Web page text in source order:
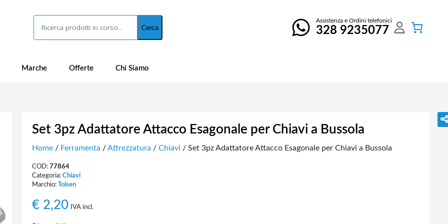
Cerca
Assistenza e Ordini telefonici
328 9235077
Marche Offerte Chi Siamo
Set 3pz Adattatore Attacco Esagonale per Chiavi a Bussola
Home/ Ferramenta /Attrezzatura / Chiavi / Set 3pz Adattatore Attacco Esagonale per Chiavi a Bussola
COD: 77864
Categoria: Chiavi
Marchio: Tolsen
€2,20 IVA incl.